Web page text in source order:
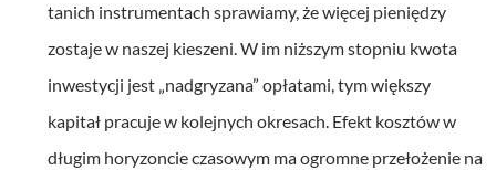
tanich instrumentach sprawiamy, że więcej pieniędzy
zostaje w naszej kieszeni. W im niższym stopniu kwota
inwestycji jest „nadgryzana” opłatami, tym większy
kapitał pracuje w kolejnych okresach. Efekt kosztów w
długim horyzoncie czasowym ma ogromne przełożenie na